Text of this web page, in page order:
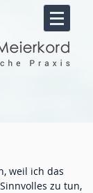
weil ich das
zu tun,